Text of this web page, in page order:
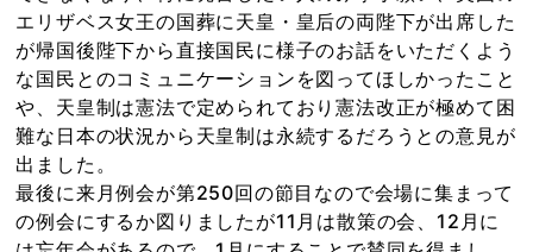
エリザベス女王の国葬に天皇・皇后の両陛下が出席した
が帰国後陛下から直接国民に様子のお話をいただくよう
な国民とのコミュニケーションを図ってほしかったこと
や、天皇制は憲法で定められており憲法改正が極めて困
難な日本の状況から天皇制は永続するだろうとの意見が
出ました。
最後に来月例会が第250回の節目なので会場に集まって
の例会にするか図りましたが11月は散策の会、12月に